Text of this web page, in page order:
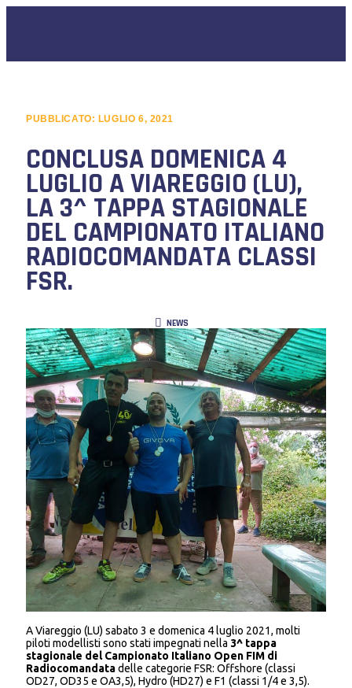
PUBBLICATO: LUGLIO 6, 2021
CONCLUSA DOMENICA 4
LUGLIO A VIAREGGIO (LU),
LA 3^ TAPPA STAGIONALE
DEL CAMPIONATO ITALIANO
RADIOCOMANDATA CLASSI
FSR.
NEWS
A Viareggio (LU) sabato 3 e domenica 4 luglio 2021, molti
piloti modellisti sono stati impegnati nella 3^ tappa
stagionale del Campionato Italiano Open FIM di
Radiocomandatadelle categorie FSR: Offshore (classi
OD27, OD35 e OA3,5), Hydro (HD27) e F1 (classi 1/4 e 3,5).